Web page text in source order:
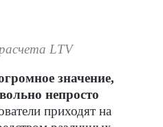
LTV
значение,
непросто
приходят на